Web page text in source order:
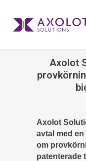
Axolot
Axolot
avtal med
om
patenterade